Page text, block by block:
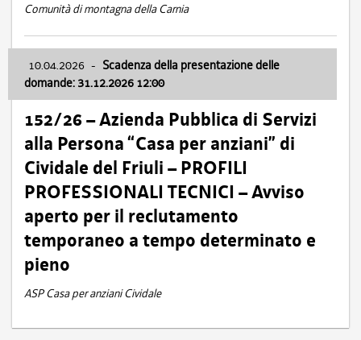
Comunità di montagna della Carnia
10.04.2026 - Scadenza della presentazione delle
domande: 31.12.2026 12:00
152/26 – Azienda Pubblica di Servizi
alla Persona “Casa per anziani” di
Cividale del Friuli – PROFILI
PROFESSIONALI TECNICI – Avviso
aperto per il reclutamento
temporaneo a tempo determinato e
pieno
ASP Casa per anziani Cividale